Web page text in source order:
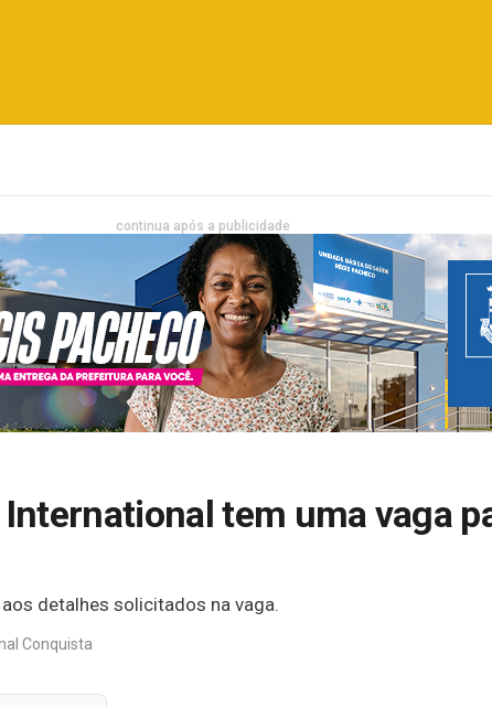
continua após a publicidade
tem uma vaga
detalhes solicitados na vaga.
Conquista